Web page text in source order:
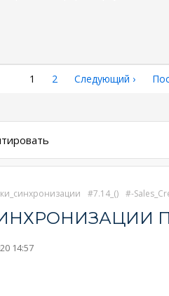
Текущая
1 Страница
2
Следующая
Следующий ›
7.14_() -
14:57